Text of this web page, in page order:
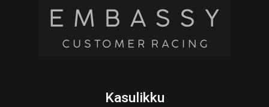
Kasulikku